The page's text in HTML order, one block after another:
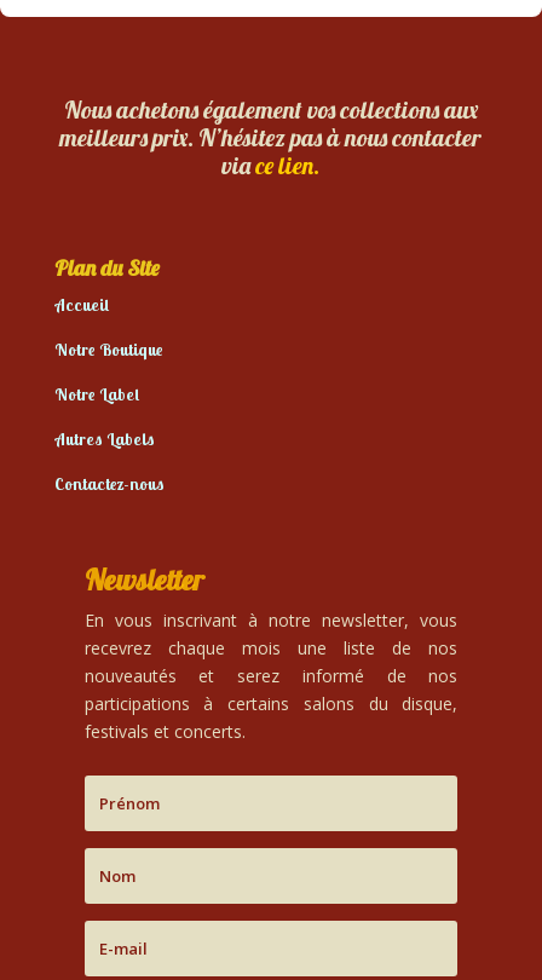
Nous achetons également vos collections aux
meilleurs prix. N’hésitez pas à nous contacter
viace lien.
Plan du Site
Accueil
Notre Boutique
Notre Label
Autres Labels
Contactez-nous
Newsletter
En vous inscrivant à notre newsletter, vous
recevrez chaque mois une liste de nos
nouveautés et serez informé de nos
participations à certains salons du disque,
festivals et concerts.